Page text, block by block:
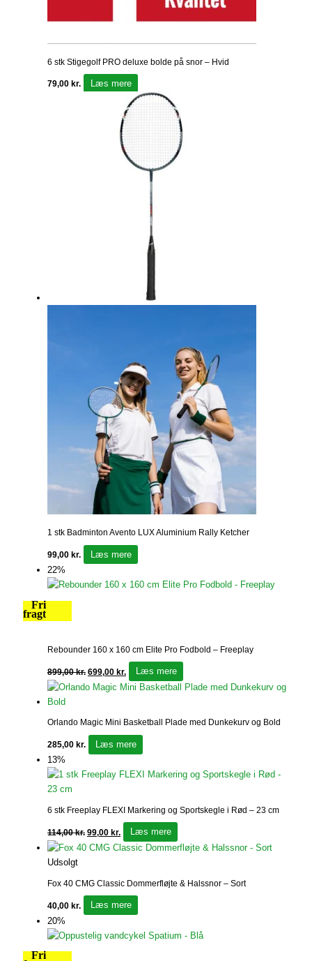
6 stk Stigegolf PRO deluxe bolde på snor – Hvid
79,00 kr. Læs mere
1 stk Badminton Avento LUX Aluminium Rally Ketcher
99,00 kr.
Læs mere
22%
Fri
fragt
Rebounder 160 x 160 cm Elite Pro Fodbold – Freeplay
899,00kr. 699,00 kr. Læs mere
Orlando Magic Mini Basketball Plade med Dunkekurv og Bold
285,00 kr.
Læs mere
13%
6 stk Freeplay FLEXI Markering og Sportskegle i Rød – 23 cm
114,00kr. 99,00 kr. Læs mere
Udsolgt
Fox 40 CMG Classic Dommerfløjte & Halssnor – Sort
40,00 kr.
Læs mere
20%
Fri